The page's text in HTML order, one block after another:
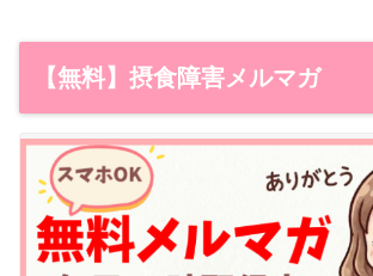
【無料】摂食障害メルマガ